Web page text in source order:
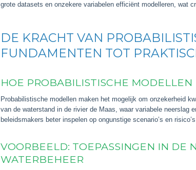
grote datasets en onzekere variabelen efficiënt modelleren, wat
DE KRACHT VAN
FUNDAMENTEN TOT
HOE PROBABILISTISCHE
Probabilistische modellen maken het mogelijk om onzekerheid
van de waterstand in de rivier de Maas, waar variabele neerslag
beleidsmakers beter inspelen op ongunstige scenario’s en
VOORBEELD: TOEPASSINGEN IN DE
WATERBEHEER